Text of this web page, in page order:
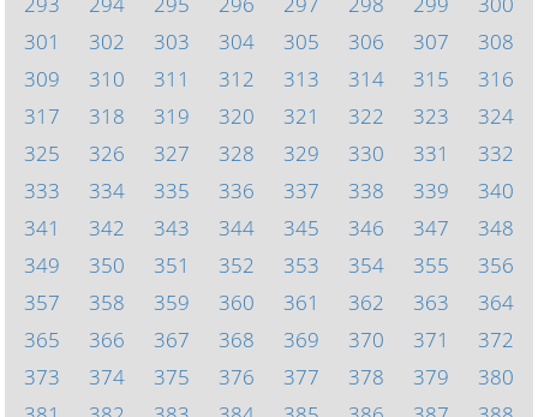
301
302 303 304 305 306 307
308
309
310 311 312 313 314 315
316
317
318 319 320 321 322 323
324
325
326 327 328 329 330 331
332
333
334 335 336 337 338 339
340
341
342 343 344 345 346 347
348
349
350 351 352 353 354 355
356
357
358 359 360 361 362 363
364
365
366 367 368 369 370 371
372
373
374 375 376 377 378 379
380